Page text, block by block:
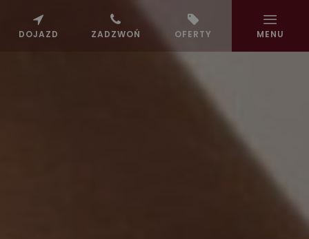
DOJAZD ZADZWOŃ OFERTY MENU